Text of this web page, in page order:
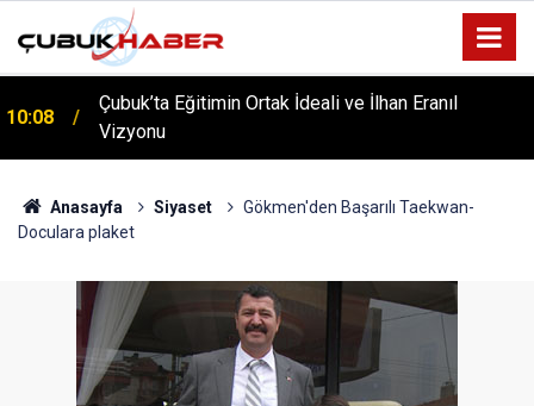
12:06
ÇUBUK’TA ‘YAZA MERHABA’ COŞKUSU: Kursiyerler
Gönüllerince Eğlendi!
Anasayfa Siyaset
Gökmen'den Başarılı Taekwan-
Doculara plaket